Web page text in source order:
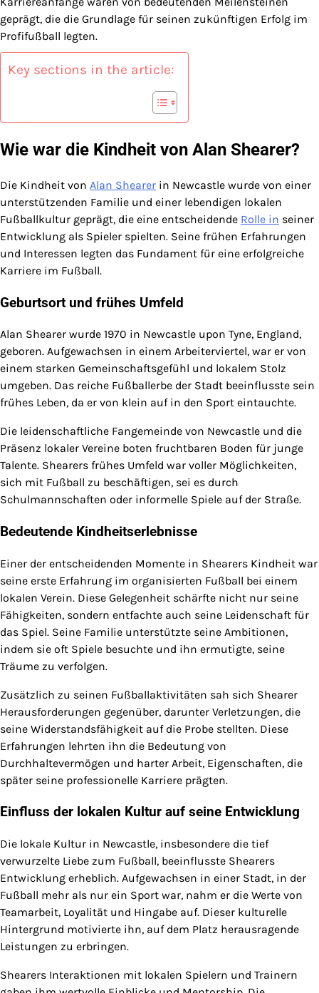
geprägt, die die Grundlage für seinen zukünftigen Erfolg im
Profifußball legten.
Key sections in the article:
Wie war die Kindheit von Alan Shearer?
Die Kindheit von Alan Shearer in Newcastle wurde von einer
unterstützenden Familie und einer lebendigen lokalen
Fußballkultur geprägt, die eine entscheidende Rolle in seiner
Entwicklung als Spieler spielten. Seine frühen Erfahrungen
und Interessen legten das Fundament für eine erfolgreiche
Karriere im Fußball.
Geburtsort und frühes Umfeld
Alan Shearer wurde 1970 in Newcastle upon Tyne, England,
geboren. Aufgewachsen in einem Arbeiterviertel, war er von
einem starken Gemeinschaftsgefühl und lokalem Stolz
umgeben. Das reiche Fußballerbe der Stadt beeinflusste sein
frühes Leben, da er von klein auf in den Sport eintauchte.
Die leidenschaftliche Fangemeinde von Newcastle und die
Präsenz lokaler Vereine boten fruchtbaren Boden für junge
Talente. Shearers frühes Umfeld war voller Möglichkeiten,
sich mit Fußball zu beschäftigen, sei es durch
Schulmannschaften oder informelle Spiele auf der Straße.
Bedeutende Kindheitserlebnisse
Einer der entscheidenden Momente in Shearers Kindheit war
seine erste Erfahrung im organisierten Fußball bei einem
lokalen Verein. Diese Gelegenheit schärfte nicht nur seine
Fähigkeiten, sondern entfachte auch seine Leidenschaft für
das Spiel. Seine Familie unterstützte seine Ambitionen,
indem sie oft Spiele besuchte und ihn ermutigte, seine
Träume zu verfolgen.
Zusätzlich zu seinen Fußballaktivitäten sah sich Shearer
Herausforderungen gegenüber, darunter Verletzungen, die
seine Widerstandsfähigkeit auf die Probe stellten. Diese
Erfahrungen lehrten ihn die Bedeutung von
Durchhaltevermögen und harter Arbeit, Eigenschaften, die
später seine professionelle Karriere prägten.
Einfluss der lokalen Kultur auf seine Entwicklung
Die lokale Kultur in Newcastle, insbesondere die tief
verwurzelte Liebe zum Fußball, beeinflusste Shearers
Entwicklung erheblich. Aufgewachsen in einer Stadt, in der
Fußball mehr als nur ein Sport war, nahm er die Werte von
Teamarbeit, Loyalität und Hingabe auf. Dieser kulturelle
Hintergrund motivierte ihn, auf dem Platz herausragende
Leistungen zu erbringen.
Shearers Interaktionen mit lokalen Spielern und Trainern